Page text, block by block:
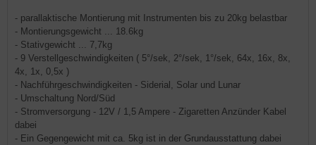
- parallaktische Montierung mit Instrumenten bis zu 20kg belastbar
- Montierungsgewicht ... 18.6kg
- Stativgewicht ... 7,7kg
- 9 Verstellgeschwindigkeiten ( 5°/sek, 2°/sek, 1°/sek, 64x, 16x, 8x,
4x, 1x, 0,5x )
- Nachführgeschwindigkeiten - Siderial, Solar und Lunar
- Umschaltung Nord/Süd
- Stromversorgung - 12V / 1,5 Ampere - Zigaretten Anzünder Kabel
dabei
- Ein Gegengewicht mit ca. 5kg ist in der Grundausstattung dabei